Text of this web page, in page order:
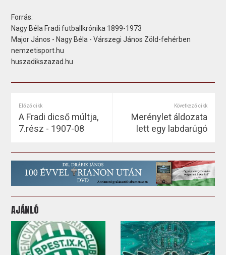
Forrás:
Nagy Béla Fradi futballkrónika 1899-1973
Major János - Nagy Béla - Várszegi János Zöld-fehérben
nemzetisport.hu
huszadikszazad.hu
Előző cikk
A Fradi dicső múltja,
7.rész - 1907-08
Következő cikk
Merénylet áldozata
lett egy labdarúgó
AJÁNLÓ